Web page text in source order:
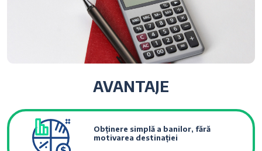
AVANTAJE
Obținere simplă a banilor, fără
motivarea destinației